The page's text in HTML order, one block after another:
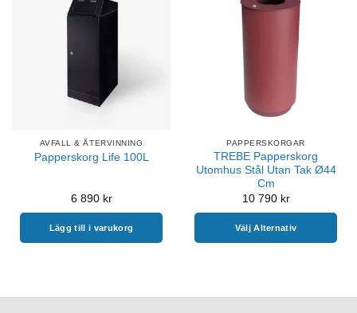
AVFALL & ÅTERVINNING
Papperskorg Life 100L
6 890 kr
Lägg till i varukorg
PAPPERSKORGAR
TREBE Papperskorg
Utomhus Stål Utan Tak Ø44
Cm
10 790 kr
Välj Alternativ